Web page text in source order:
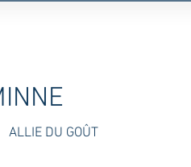
ALLIE DU GOÛT